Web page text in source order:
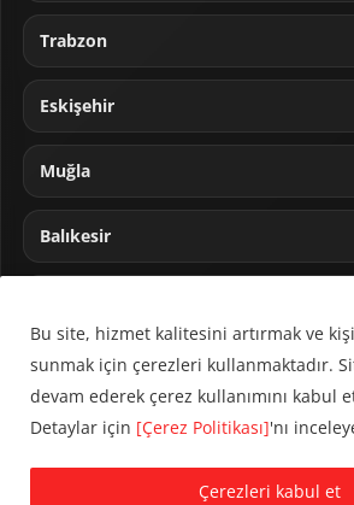
Trabzon
Eskişehir
Muğla
Balıkesir
© 2024 CUMHA (Cumhur Haber Ajansı)
Bu site, hizmet kalitesini artırmak ve
sunmak için çerezleri kullanmaktadır.
devam ederek çerez kullanımını kabul
Detaylar için [Çerez Politikası]'nı
Çerezleri kabul et